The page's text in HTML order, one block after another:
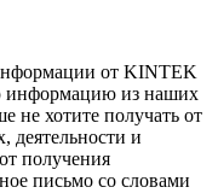
от KINTEK
информацию из наших
не хотите получать от
деятельности и
получения
письмо со словами